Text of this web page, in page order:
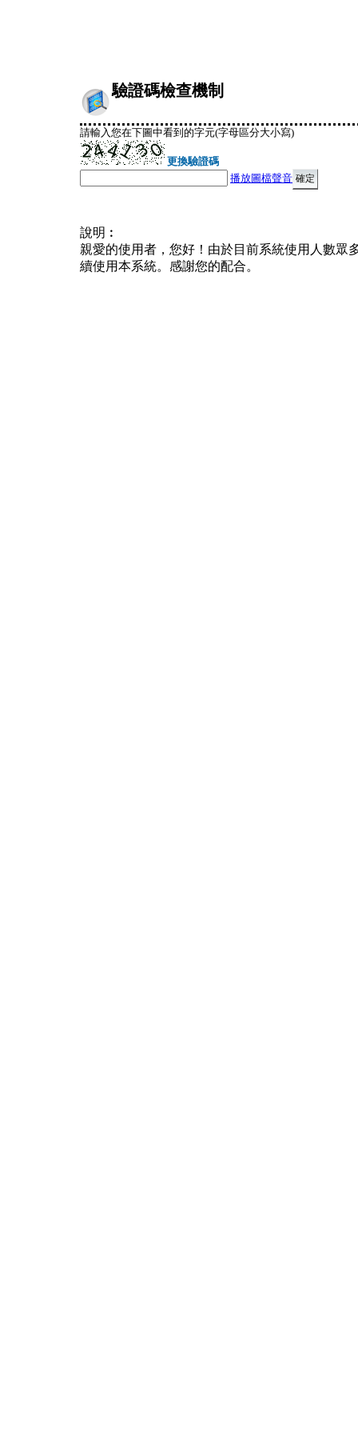
驗證碼檢查機制
請輸入您在下圖中看到的字元(字母區分大小寫)
更換驗證碼
播放圖檔聲音
說明︰
親愛的使用者，您好！由於目前系統使用人數眾
續使用本系統。感謝您的配合。